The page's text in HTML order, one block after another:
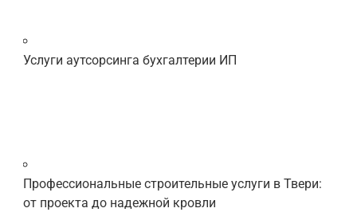
Услуги аутсорсинга бухгалтерии ИП
Профессиональные строительные услуги в Твери:
от проекта до надежной кровли